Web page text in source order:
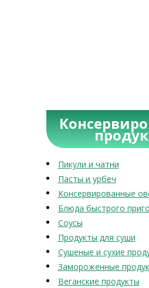
Пикули и чатни
Пасты и урбеч
Консервированные
Блюда быстрого
Соусы
Продукты для суши
Сушеные и сухие
Замороженные
Веганские продукты